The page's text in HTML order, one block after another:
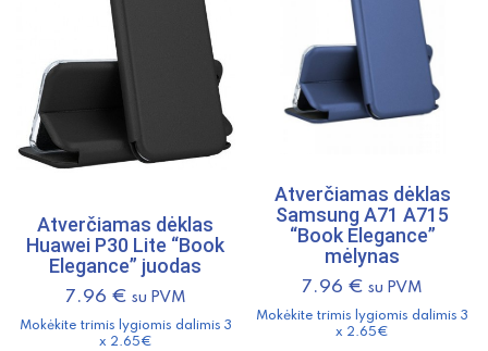
Atverčiamas dėklas
Huawei P30 Lite “Book
Elegance” juodas
7.96 € su PVM
Mokėkite trimis lygiomis dalimis 3
x 2.65€
Atverčiamas dėklas
Samsung A71 A715
“Book Elegance”
mėlynas
7.96 € su PVM
Mokėkite trimis lygiomis dalimis 3
x 2.65€